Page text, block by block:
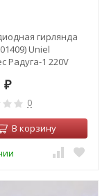
гирлянда
Uniel
Радуга-1 220V
RAINBOW-1
₽
0
В корзину